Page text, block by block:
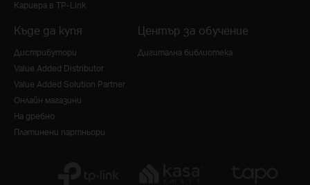
Кариера в TP-Link
Къде да купя
Дистрибутори
Value Added Distributor
Value Added Solution Partner
Онлайн магазини
На дребно
Платинени партньори
Център за обучение
Дигитална библиотека